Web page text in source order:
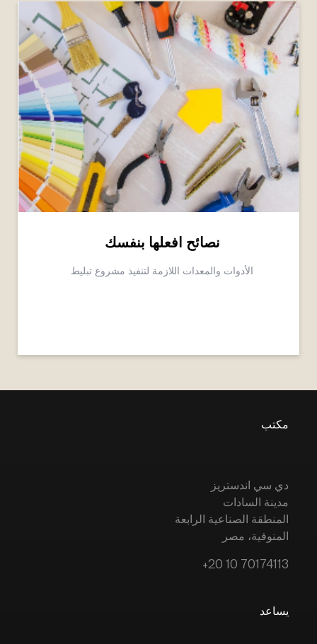
نصائح افعلها بنفسك
الأدوات والمعدات اللازمة لتنفيذ مشروع تبليط
مكتب
دي سي اندستريز
مدينة السادات
المنطقة الصناعية الرابعة
المنوفية، مصر
+20 10 70174113
يساعد